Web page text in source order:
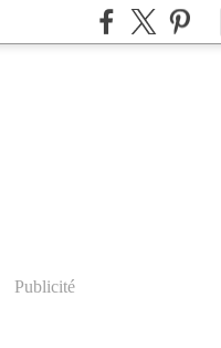
Publicité